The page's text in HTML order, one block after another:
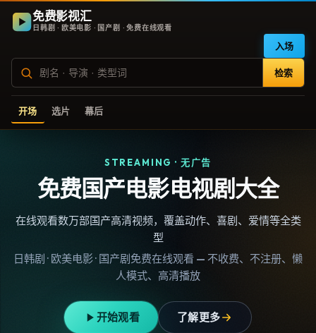
免费影视汇
日韩剧 · 欧美电影 · 国产剧 · 免费在线观看
检索
入场
开场 选片 幕后
STREAMING · 无广告
免费国产电影电视剧大全
在线观看数万部国产高清视频，覆盖动作、喜剧、爱情等全类
型
日韩剧 · 欧美电影 · 国产剧免费在线观看 — 不收费、不注册、懒
人模式、高清播放
开始观看 了解更多